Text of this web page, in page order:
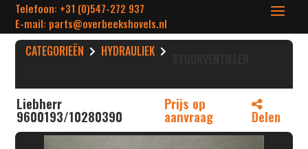
Telefoon: +31 (0)547-272 937
E-mail: parts@overbeekshovels.nl
CATEGORIEËN HYDRAULIEK
Liebherr
9600193/10280390
Prijs op
aanvraag Delen